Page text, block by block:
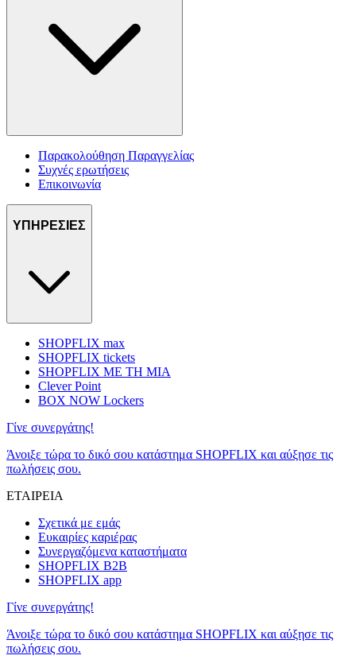
Παρακολούθηση Παραγγελίας
Συχνές ερωτήσεις
Επικοινωνία
ΥΠΗΡΕΣΙΕΣ
SHOPFLIX max
SHOPFLIX tickets
SHOPFLIX ΜΕ ΤΗ ΜΙΑ
Clever Point
BOX NOW Lockers
Γίνε συνεργάτης!
Άνοιξε τώρα το δικό σου κατάστημα SHOPFLIX και αύξησε τις
πωλήσεις σου.
ΕΤΑΙΡΕΙΑ
Σχετικά με εμάς
Ευκαιρίες καριέρας
Συνεργαζόμενα καταστήματα
SHOPFLIX B2B
SHOPFLIX app
Γίνε συνεργάτης!
Άνοιξε τώρα το δικό σου κατάστημα SHOPFLIX και αύξησε τις
πωλήσεις σου.